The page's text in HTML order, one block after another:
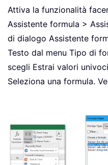
Attiva la funzionalità
Assistente formula >
di dialogo Assistente
Testo dal menu Tipo di
scegli Estrai valori
Seleziona una formula.